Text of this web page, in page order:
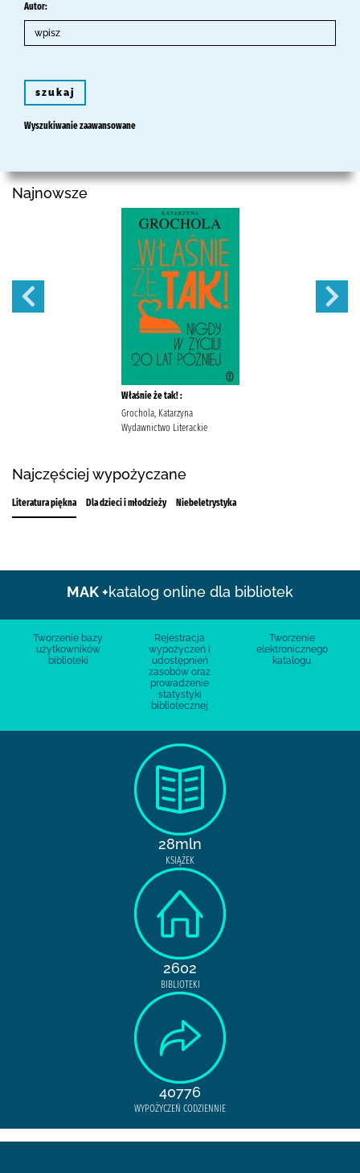
Autor:
szukaj
Wyszukiwanie zaawansowane
Najnowsze
Właśnie że tak! :
Grochola, Katarzyna
Wydawnictwo Literackie
Najczęściej wypożyczane
Literatura piękna Dla dzieci i młodzieży Niebeletrystyka
MAK +katalog online dla bibliotek
Tworzenie bazy
użytkowników
biblioteki
Rejestracja
wypożyczeń i
udostępnień
zasobów oraz
prowadzenie
statystyki
bibliotecznej
Tworzenie
elektronicznego
katalogu
28mln
KSIĄŻEK
2602
BIBLIOTEKI
40776
WYPOŻYCZEŃ CODZIENNIE